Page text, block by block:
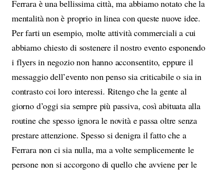
Ferrara è una bellissima città, ma abbiamo notato che la
mentalità non è proprio in linea con queste nuove idee.
Per farti un esempio, molte attività commerciali a cui
abbiamo chiesto di sostenere il nostro evento esponendo
i flyers in negozio non hanno acconsentito, eppure il
messaggio dell’evento non penso sia criticabile o sia in
contrasto coi loro interessi. Ritengo che la gente al
giorno d’oggi sia sempre più passiva, così abituata alla
routine che spesso ignora le novità e passa oltre senza
prestare attenzione. Spesso si denigra il fatto che a
Ferrara non ci sia nulla, ma a volte semplicemente le
persone non si accorgono di quello che avviene per le